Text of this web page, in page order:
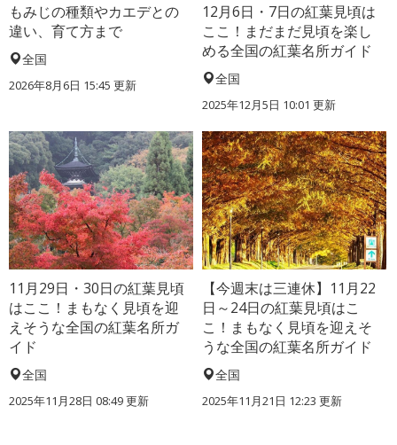
もみじの種類やカエデとの
違い、育て方まで
全国
2026年8月6日 15:45 更新
12月6日・7日の紅葉見頃は
ここ！まだまだ見頃を楽し
める全国の紅葉名所ガイド
全国
2025年12月5日 10:01 更新
11月29日・30日の紅葉見頃
はここ！まもなく見頃を迎
えそうな全国の紅葉名所ガ
イド
全国
2025年11月28日 08:49 更新
【今週末は三連休】11月22
日～24日の紅葉見頃はこ
こ！まもなく見頃を迎えそ
うな全国の紅葉名所ガイド
全国
2025年11月21日 12:23 更新